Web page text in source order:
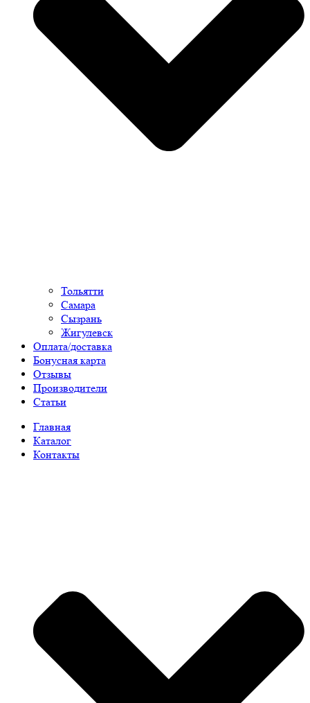
Тольятти
Самара
Сызрань
Жигулевск
Оплата/доставка
Бонусная карта
Отзывы
Производители
Статьи
Главная
Каталог
Контакты